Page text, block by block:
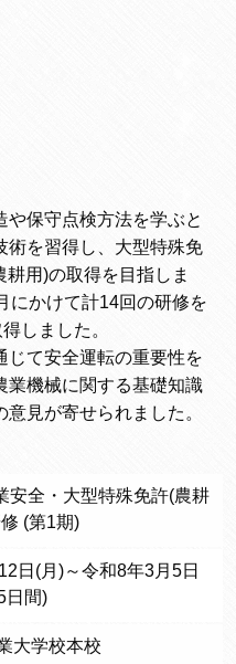
や保守点検方法を学ぶと
術を習得し、大型特殊免
用)の取得を目指しま
にかけて計14回の研修を
しました。
じて安全運転の重要性を
業機械に関する基礎知識
見が寄せられました。
安全・大型特殊免許(農耕
(第1期)
日(月)～令和8年3月5日
日間)
大学校本校